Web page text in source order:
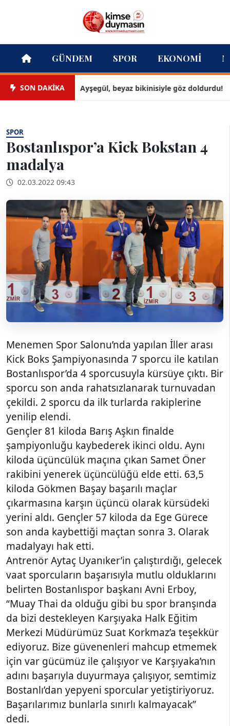
GÜNDEM SPOR EKONOMI
SON DAKİKAAyşegül, beyaz bikinisiyle göz doldurdu!
SPOR
Bostanlıspor’a Kick Bokstan 4
madalya
02.03.2022 09:43
Menemen Spor Salonu’nda yapılan İller arası
Kick Boks Şampiyonasında 7 sporcu ile katılan
Bostanlıspor’da 4 sporcusuyla kürsüye çıktı. Bir
sporcu son anda rahatsızlanarak turnuvadan
çekildi. 2 sporcu da ilk turlarda rakiplerine
yenilip elendi.
Gençler 81 kiloda Barış Aşkın finalde
şampiyonluğu kaybederek ikinci oldu. Aynı
kiloda üçüncülük maçına çıkan Samet Öner
rakibini yenerek üçüncülüğü elde etti. 63,5
kiloda Gökmen Başay başarılı maçlar
çıkarmasına karşın üçüncü olarak kürsüdeki
yerini aldı. Gençler 57 kiloda da Ege Gürece
son anda kaybettiği maçtan sonra 3. Olarak
madalyayı hak etti.
Antrenör Aytaç Uyanıker’in çalıştırdığı, gelecek
vaat sporcuların başarısıyla mutlu olduklarını
belirten Bostanlıspor başkanı Avni Erboy,
“Muay Thai da olduğu gibi bu spor branşında
da bizi destekleyen Karşıyaka Halk Eğitim
Merkezi Müdürümüz Suat Korkmaz’a teşekkür
ediyoruz. Bize güvenenleri mahcup etmemek
için var gücümüz ile çalışıyor ve Karşıyaka’nın
adını başarıyla duyurmaya çalışıyor, semtimiz
Bostanlı’dan yepyeni sporcular yetiştiriyoruz.
Başarılarımız bunlarla sınırlı kalmayacak”
dedi.